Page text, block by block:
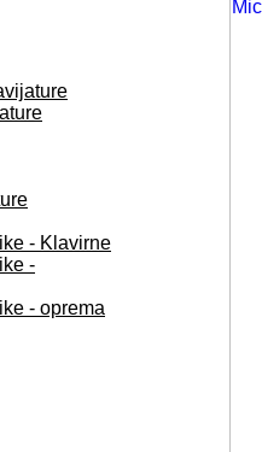
- Klavirne
-
- oprema